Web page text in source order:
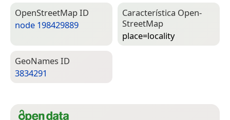
Open­Street­Map ID
node 198429889
Característica Open­
Street­Map
place=­locality
Geo­Names ID
3834291